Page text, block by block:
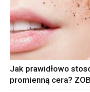
Jak prawidłowo
promienną cera?